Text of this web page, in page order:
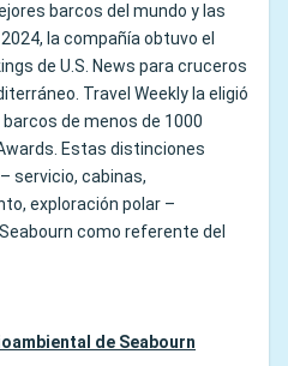
barcos del mundo y las
la compañía obtuvo el
de U.S. News para cruceros
Travel Weekly la eligió
de menos de 1000
Estas distinciones
servicio, cabinas,
exploración polar –
como referente del
de Seabourn